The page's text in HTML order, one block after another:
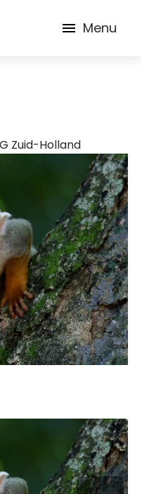
Menu
Zuid-Holland